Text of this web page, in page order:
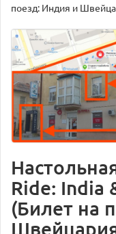
поезд: Индия и
Ride: India
(Билет на